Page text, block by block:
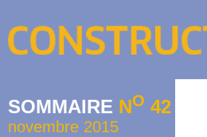
SOMMAIRE NO 42
novembre 2015